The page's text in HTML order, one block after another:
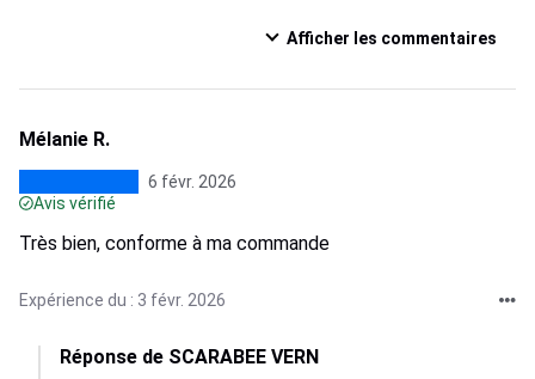
Afficher les commentaires
Mélanie R.
6 févr. 2026
Avis vérifié
Très bien, conforme à ma commande
Expérience du : 3 févr. 2026
Réponse de SCARABEE VERN